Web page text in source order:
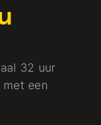
32 uur
een